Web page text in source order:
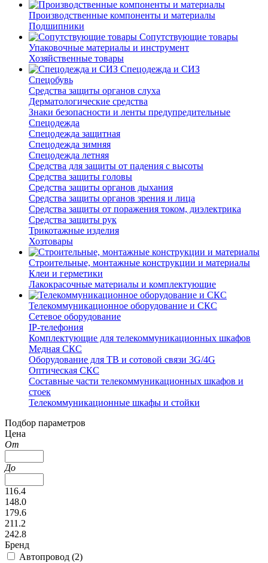
Производственные компоненты и материалы
Подшипники
Сопутствующие товары
Упаковочные материалы и инструмент
Хозяйственные товары
Спецодежда и СИЗ
Спецобувь
Средства защиты органов слуха
Дерматологические средства
Знаки безопасности и ленты предупредительные
Спецодежда
Спецодежда защитная
Спецодежда зимняя
Спецодежда летняя
Средства для защиты от падения с высоты
Средства защиты головы
Средства защиты органов дыхания
Средства защиты органов зрения и лица
Средства защиты от поражения током, диэлектрика
Средства защиты рук
Трикотажные изделия
Хозтовары
Строительные, монтажные конструкции и материалы
Клеи и герметики
Лакокрасочные материалы и комплектующие
Телекоммуникационное оборудование и СКС
Сетевое оборудование
IP-телефония
Комплектующие для телекоммуникационных шкафов
Медная СКС
Оборудование для ТВ и сотовой связи 3G/4G
Оптическая СКС
Составные части телекоммуникационных шкафов и
стоек
Телекоммуникационные шкафы и стойки
Подбор параметров
Цена
От
До
116.4
148.0
179.6
211.2
242.8
Бренд
Автопровод (2)